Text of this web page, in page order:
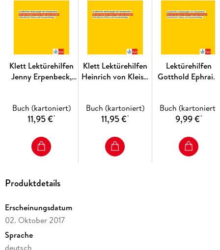
Typische Abitur-Fragen mit ausführlichen Lösungen:
wissen, worauf es in der Prüfung ankommt
schnelle Wiederholung kurz vor der Klausur
Klett Lektürehilfen
Jenny Erpenbeck,
Buch (kartoniert)
11,95 €*
Klett Lektürehilfen
Heinrich von Kleist,
Buch (kartoniert)
11,95 €*
Lektürehilfen
Gotthold Ephraim
Buch (kartoniert)
9,99 €*
Produktdetails
Erscheinungsdatum
02. Oktober 2017
Sprache
deutsch